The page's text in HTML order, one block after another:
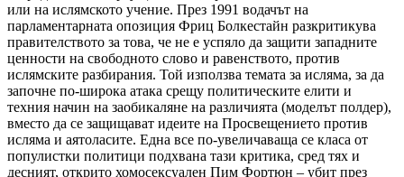
или на ислямското учение. През 1991 водачът на
парламентарната опозиция Фриц Болкестайн разкритикува
правителството за това, че не е успяло да защити западните
ценности на свободното слово и равенството, против
ислямските разбирания. Той използва темата за исляма, за да
започне по-широка атака срещу политическите елити и
техния начин на заобикаляне на различията (моделът полдер),
вместо да се защищават идеите на Просвещението против
исляма и аятоласите. Една все по-увеличаваща се класа от
популистки политици подхвана тази критика, сред тях и
десният, открито хомосексуален Пим Фортюн – убит през